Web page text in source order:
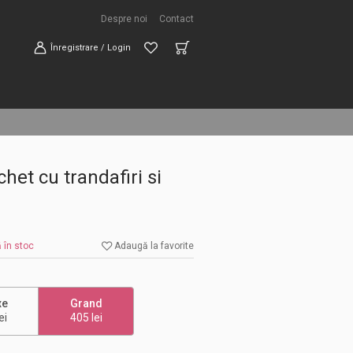
Despre noi Contact
Înregistrare / Login
cu trandafiri si
în stoc
Adaugă la favorite
Grand
405 lei